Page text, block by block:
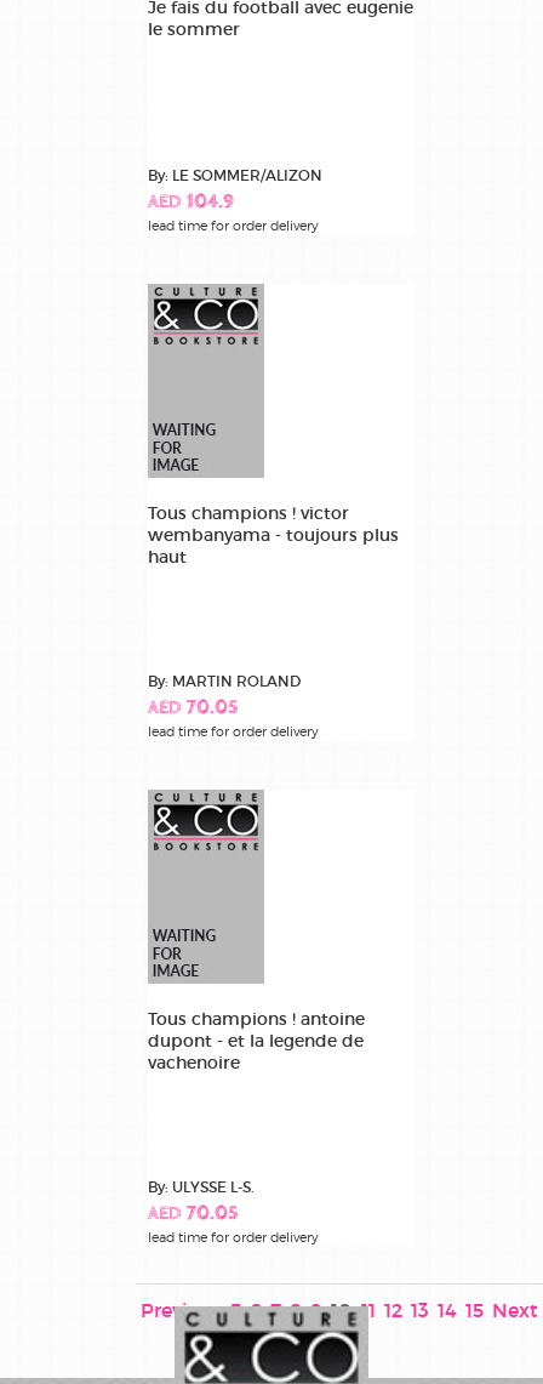
Je fais du football avec eugenie
le sommer
By: LE SOMMER/ALIZON
AED 104.9
lead time for order delivery
Tous champions ! victor
wembanyama - toujours plus
haut
By: MARTIN ROLAND
AED 70.05
lead time for order delivery
Tous champions ! antoine
dupont - et la legende de
vachenoire
By: ULYSSE L-S.
AED 70.05
lead time for order delivery
Previous 5 6 7 8 9 10 11 12 13 14 15 Next